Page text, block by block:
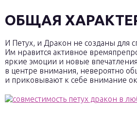
ОБЩАЯ
И Петух, и Дракон не созданы для
Им нравится активное
яркие эмоции и новые
в центре внимания, невероятно
и приковывают к себе внимание